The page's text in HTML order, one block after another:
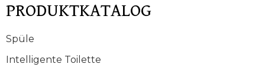
PRODUKTKATALOG
Spüle
Intelligente Toilette